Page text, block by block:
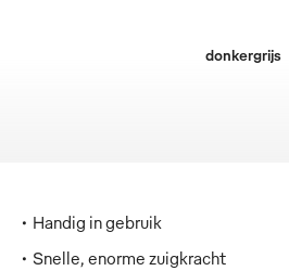
donkergrijs
Handig in gebruik
Snelle, enorme zuigkracht